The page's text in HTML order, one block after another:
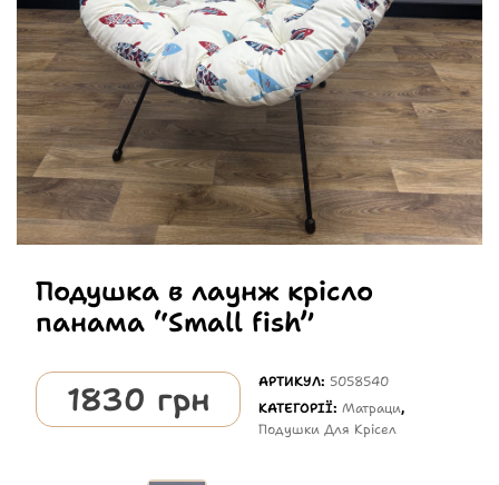
Подушка в лаунж крісло
панама “Small fish”
1830 грн АРТИКУЛ: 5058540
КАТЕГОРІЇ:Матраци,
Подушки Для Крісел